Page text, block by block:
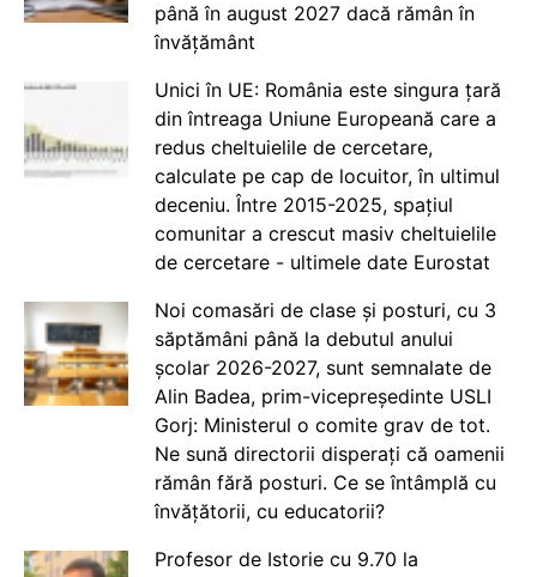
până în august 2027 dacă rămân în
învățământ
Unici în UE: România este singura țară
din întreaga Uniune Europeană care a
redus cheltuielile de cercetare,
calculate pe cap de locuitor, în ultimul
deceniu. Între 2015-2025, spațiul
comunitar a crescut masiv cheltuielile
de cercetare - ultimele date Eurostat
Noi comasări de clase și posturi, cu 3
săptămâni până la debutul anului
școlar 2026-2027, sunt semnalate de
Alin Badea, prim-vicepreședinte USLI
Gorj: Ministerul o comite grav de tot.
Ne sună directorii disperați că oamenii
rămân fără posturi. Ce se întâmplă cu
învățătorii, cu educatorii?
Profesor de Istorie cu 9.70 la